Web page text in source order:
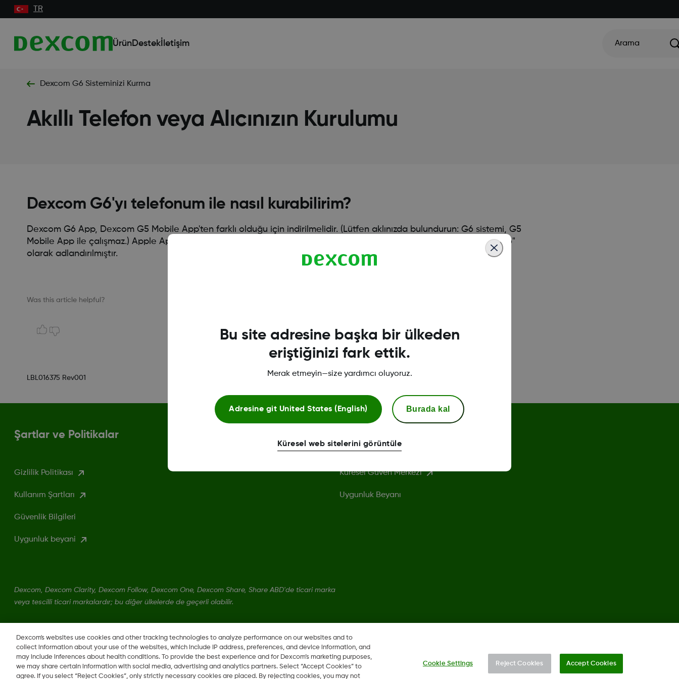
TR
ÜrünDestek İletişim Arama
Dexcom G6 Sisteminizi Kurma
Akıllı Telefon veya Alıcınızın Kurulumu
Dexcom G6'yı telefonum ile nasıl kurabilirim?
Dexcom G6 App, Dexcom G5 Mobile App'ten farklı olduğu için indirilmelidir. (Lütfen aklınızda bulundurun: G6 sistemi, G5
Mobile App ile çalışmaz.) Apple App veya Google Play Store'dan ücretsiz olarak kullanılabilir. Uygulama, "Dexcom G6"
olarak adlandırılmıştır.
Was this article helpful?
LBL016375 Rev001
Şartlar ve Politikalar
Gizlilik Politikası
Kullanım Şartları
Güvenlik Bilgileri
Uygunluk beyani
Küresel Güven Merkezi
Uygunluk Beyanı
Dexcom, Dexcom Clarity, Dexcom Follow, Dexcom One, Dexcom Share, Share ABD'de ticari marka
veya tescilli ticari markalardır; bu diğer ülkelerde de geçerli olabilir.
LBL016375 Rev001
Dexcom's websites use cookies and other tracking technologies to analyze performance on our websites and to
collect information about your use of the websites, which include IP address, preferences, and device information, and
may include inferences about health conditions. To provide the best experience and for Dexcom’s marketing purposes,
we may share certain information with social media, advertising and analytics partners. Select “Accept Cookies” to
agree. If you select “Reject Cookies”, only strictly necessary cookies are placed. By rejecting cookies, you may not
Cookie Settings Reject Cookies Accept Cookies
Bu site adresine başka bir ülkeden
eriştiğinizi fark ettik.
Merak etmeyin—size yardımcı oluyoruz.
Adresine git United States (English) Burada kal
Küresel web sitelerini görüntüle